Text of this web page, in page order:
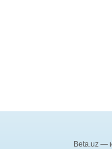
Beta.uz —